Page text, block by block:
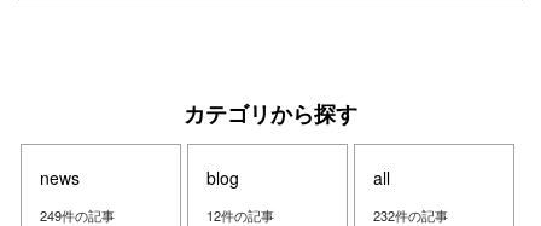
カテゴリから探す
news
249件の記事
blog
12件の記事
all
232件の記事